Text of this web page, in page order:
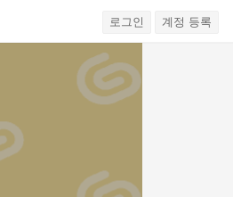
로그인 계정 등록